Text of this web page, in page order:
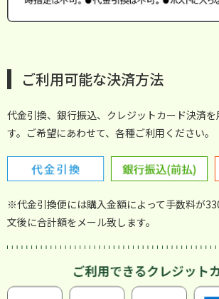
ご利用可能な決済方法
代金引換、銀行振込、クレジットカード決済
す。ご希望にあわせて、各種ご利用ください。
※代金引換便には購入金額によって手数料が
文後に合計額をメール致します。